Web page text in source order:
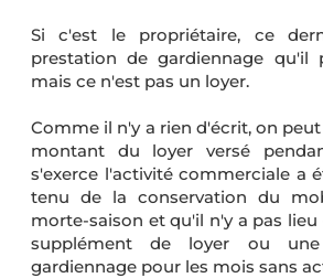
Si c'est le propriétaire, ce
prestation de gardiennage qu'il
mais ce n'est pas un loyer.
Comme il n'y a rien d'écrit, on
montant du loyer versé
s'exerce l'activité commerciale a
tenu de la conservation du
morte-saison et qu'il n'y a pas
supplément de loyer ou
gardiennage pour les mois sans